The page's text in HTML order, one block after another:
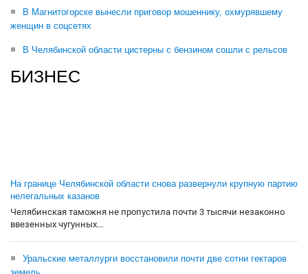
В Магнитогорске вынесли приговор мошеннику, охмурявшему
женщин в соцсетях
В Челябинской области цистерны с бензином сошли с рельсов
БИЗНЕС
На границе Челябинской области снова развернули крупную партию
нелегальных казанов
Челябинская таможня не пропустила почти 3 тысячи незаконно
ввезенных чугунных...
Уральские металлурги восстановили почти две сотни гектаров